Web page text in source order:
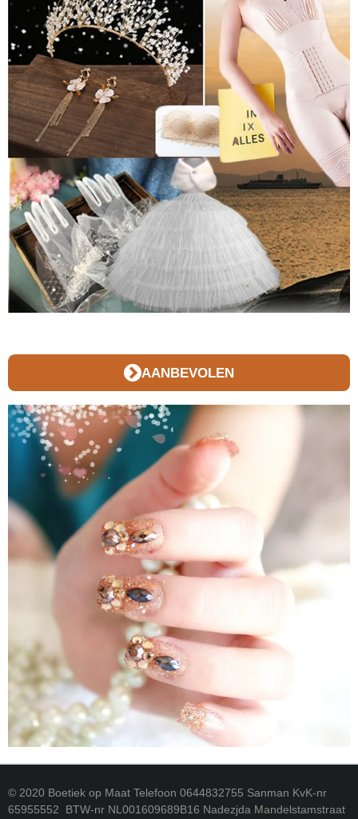
AANBEVOLEN
© 2020 Boetiek op Maat Telefoon 0644832755 Sanman KvK-nr
65955552 BTW-nr NL001609689B16 Nadezjda Mandelstamstraat